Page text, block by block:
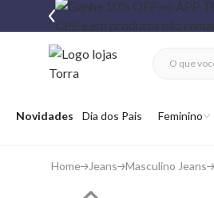
Abrir menu
Novidades Dia dos Pais Feminino
fechar menu
fechar menu
favoritos
Home Jeans Masculino Jeans